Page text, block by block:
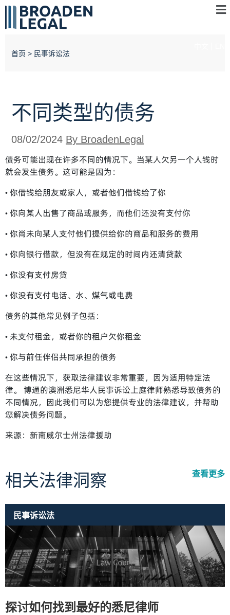
首页 > 民事诉讼法
不同类型的债务
08/02/2024 By BroadenLegal
债务可能出现在许多不同的情况下。当某人欠另一个人钱时
就会发生债务。这可能是因为：
• 你借钱给朋友或家人，或者他们借钱给了你
• 你向某人出售了商品或服务，而他们还没有支付你
• 你尚未向某人支付他们提供给你的商品和服务的费用
• 你向银行借款，但没有在规定的时间内还清贷款
• 你没有支付房贷
• 你没有支付电话、水、煤气或电费
债务的其他常见例子包括：
• 未支付租金，或者你的租户欠你租金
• 你与前任伴侣共同承担的债务
在这些情况下，获取法律建议非常重要，因为适用特定法
律。 博通的澳洲悉尼华人民事诉讼上庭律师熟悉导致债务的
不同情况，因此我们可以为您提供专业的法律建议，并帮助
您解决债务问题。
来源： 新南威尔士州法律援助
相关法律洞察 查看更多
民事诉讼法
探讨如何找到最好的悉尼律师